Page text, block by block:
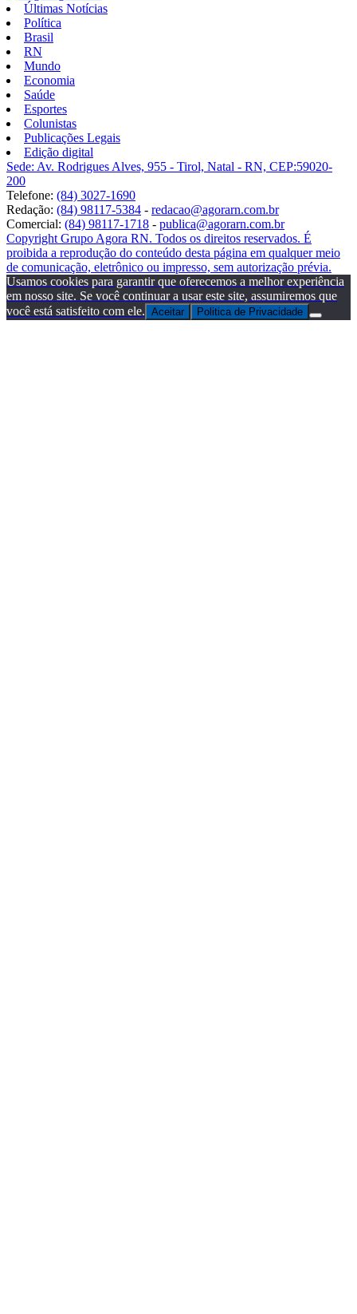
Últimas Notícias
Política
Brasil
RN
Mundo
Economia
Saúde
Esportes
Colunistas
Publicações Legais
Edição digital
Sede: Av. Rodrigues Alves, 955 - Tirol, Natal - RN, CEP:59020-
200
Telefone: (84) 3027-1690
Redação: (84) 98117-5384 - redacao@agorarn.com.br
Comercial: (84) 98117-1718 - publica@agorarn.com.br
Copyright Grupo Agora RN. Todos os direitos reservados. É
proibida a reprodução do conteúdo desta página em qualquer meio
de comunicação, eletrônico ou impresso, sem autorização prévia.
Usamos cookies para garantir que oferecemos a melhor experiência
em nosso site. Se você continuar a usar este site, assumiremos que
você está satisfeito com ele. Aceitar Politica de Privacidade